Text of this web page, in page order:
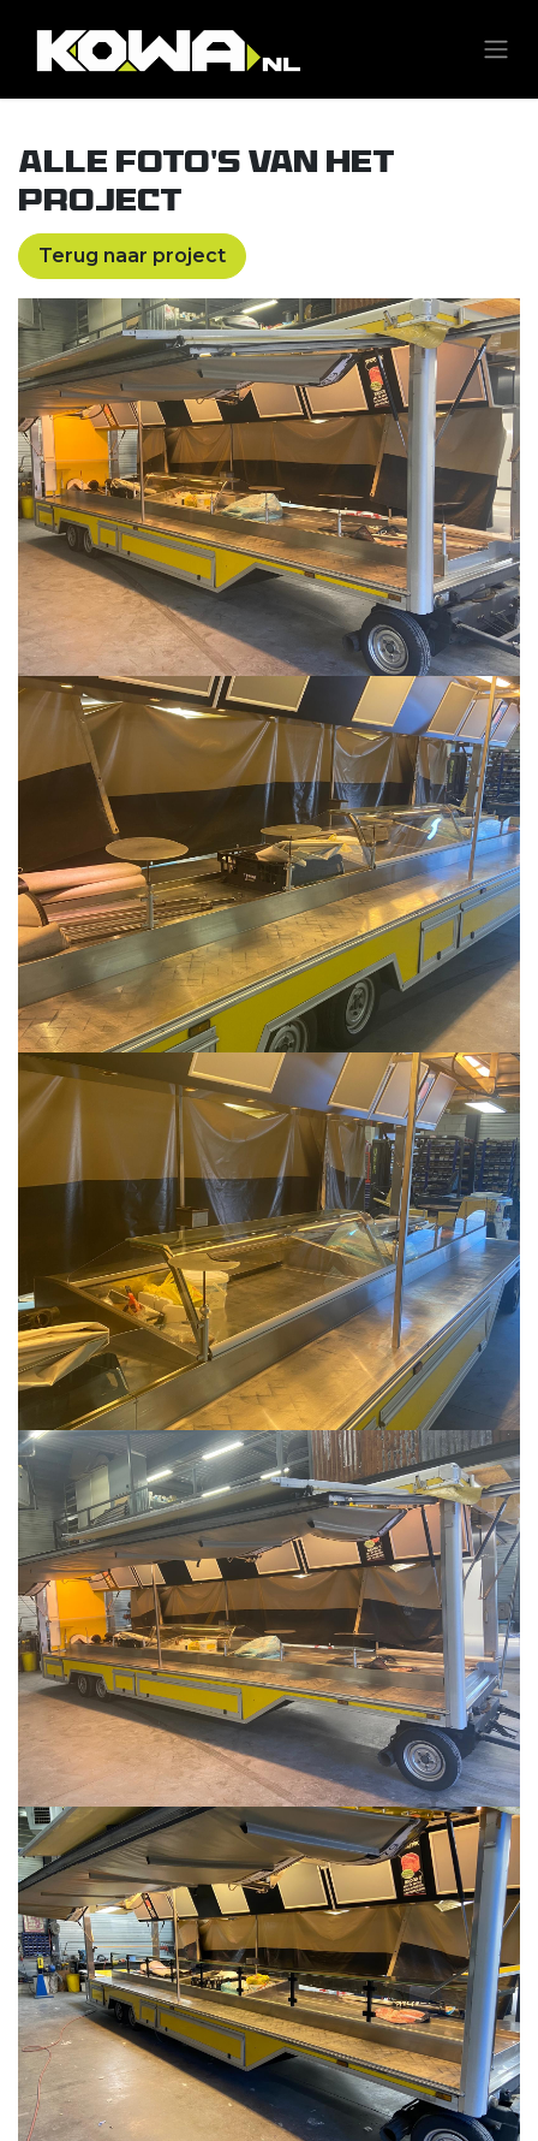
Alle foto's van het
project
Terug naar project